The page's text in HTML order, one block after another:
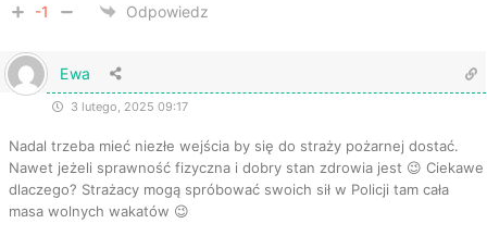
-1 Odpowiedz
Ewa
3 lutego, 2025 09:17
Nadal trzeba mieć niezłe wejścia by się do straży pożarnej dostać.
Nawet jeżeli sprawność fizyczna i dobry stan zdrowia jest 😉 Ciekawe
dlaczego? Strażacy mogą spróbować swoich sił w Policji tam cała
masa wolnych wakatów 😉